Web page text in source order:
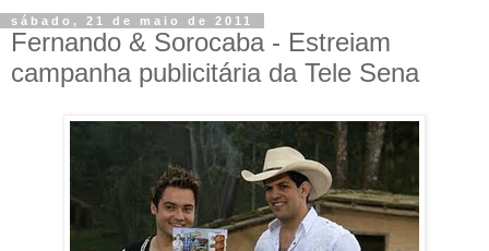
sábado, 21 de maio de 2011
Fernando & Sorocaba - Estreiam
campanha publicitária da Tele Sena